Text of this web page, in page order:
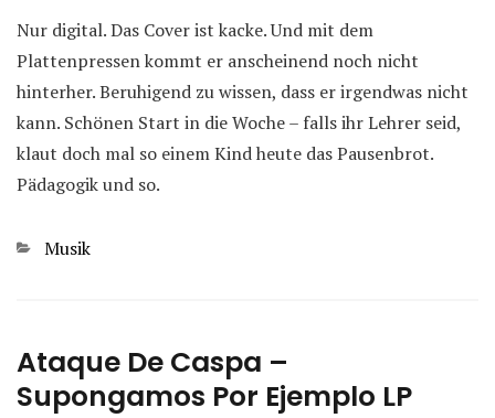
Nur digital. Das Cover ist kacke. Und mit dem
Plattenpressen kommt er anscheinend noch nicht
hinterher. Beruhigend zu wissen, dass er irgendwas nicht
kann. Schönen Start in die Woche – falls ihr Lehrer seid,
klaut doch mal so einem Kind heute das Pausenbrot.
Pädagogik und so.
Kategorien
Musik
Ataque De Caspa –
Supongamos Por Ejemplo LP